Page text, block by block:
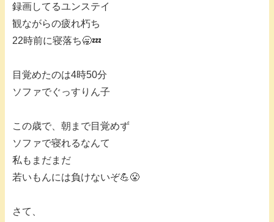
録画してるユンステイ
観ながらの疲れ朽ち
22時前に寝落ち🥱💤
目覚めたのは4時50分
ソファでぐっすりん子
この歳で、朝まで目覚めず
ソファで寝れるなんて
私もまだまだ
若いもんには負けないぞ💪😤
さて、